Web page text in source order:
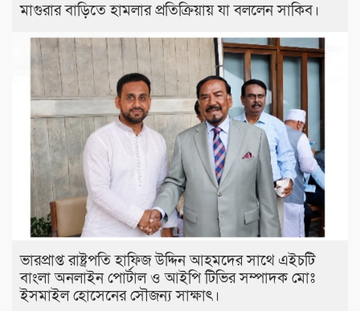
মাগুরার বাড়িতে হামলার প্রতিক্রিয়ায় যা বললেন সাকিব।
ভারপ্রাপ্ত রাষ্ট্রপতি হাফিজ উদ্দিন আহমদের সাথে এইচটি
বাংলা অনলাইন পোর্টাল ও আইপি টিভির সম্পাদক মোঃ
ইসমাইল হোসেনের সৌজন্য সাক্ষাৎ।